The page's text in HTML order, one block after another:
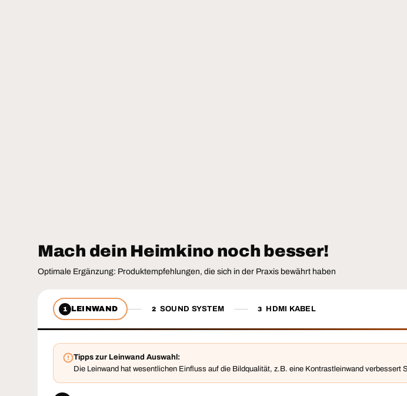
Mach dein Heimkino noch besser!
Optimale Ergänzung: Produktempfehlungen, die sich in der Praxis bewährt haben
1 LEINWAND 2 SOUND SYSTEM 3 HDMI KABEL
Tipps zur Leinwand Auswahl:
Die Leinwand hat wesentlichen Einfluss auf die Bildqualität, z.B. eine Kontrastleinwand